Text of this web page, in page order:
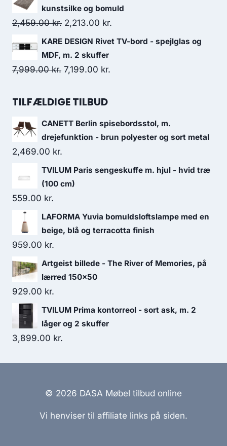
kunstsilke og bomuld
2,459.00kr. 2,213.00 kr.
KARE DESIGN Rivet TV-bord - spejlglas og
MDF, m. 2 skuffer
7,999.00kr. 7,199.00 kr.
TILFÆLDIGE TILBUD
CANETT Berlin spisebordsstol, m.
drejefunktion - brun polyester og sort metal
2,469.00 kr.
TVILUM Paris sengeskuffe m. hjul - hvid træ
(100 cm)
559.00 kr.
LAFORMA Yuvia bomuldsloftslampe med en
beige, blå og terracotta finish
959.00 kr.
Artgeist billede - The River of Memories, på
lærred 150x50
929.00 kr.
TVILUM Prima kontorreol - sort ask, m. 2
låger og 2 skuffer
3,899.00 kr.
© 2026 DASA Møbel tilbud online
Vi henviser til affiliate links på siden.